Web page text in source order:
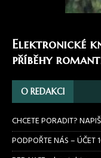
Elektronické
příběhy
O REDAKCI
CHCETE PORADIT?
PODPOŘTE NÁS –